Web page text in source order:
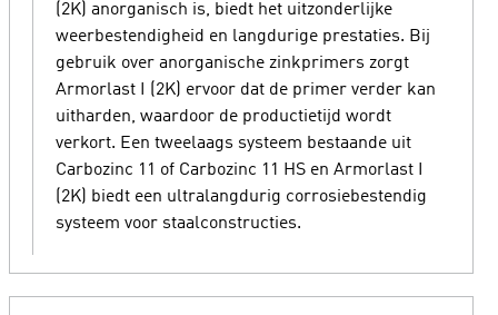
(2K) anorganisch is, biedt het uitzonderlijke
weerbestendigheid en langdurige prestaties. Bij
gebruik over anorganische zinkprimers zorgt
Armorlast I (2K) ervoor dat de primer verder kan
uitharden, waardoor de productietijd wordt
verkort. Een tweelaags systeem bestaande uit
Carbozinc 11 of Carbozinc 11 HS en Armorlast I
(2K) biedt een ultralangdurig corrosiebestendig
systeem voor staalconstructies.